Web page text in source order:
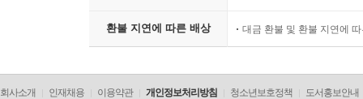
환불 지연에 따른 배상 대금 환불 및 환불 지연에
회사소개 인재채용 이용약관 개인정보처리방침 청소년보호정책 도서홍보안내